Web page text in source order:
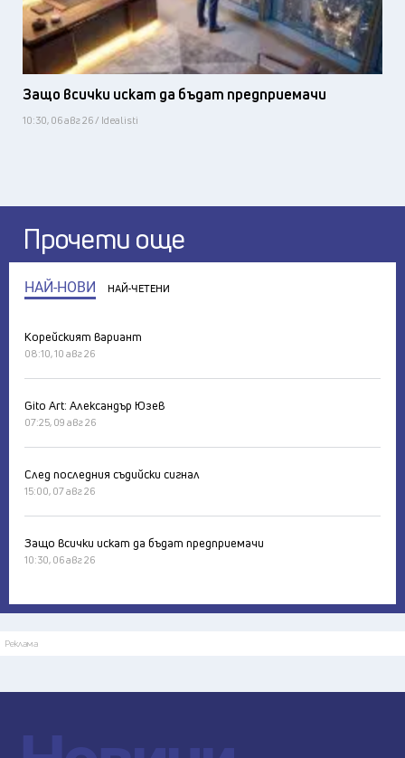
Защо всички искат да бъдат предприемачи
10:30, 06 авг 26 / Idealisti
Прочети още
НАЙ-НОВИ НАЙ-ЧЕТЕНИ
Корейският вариант
08:10, 10 авг 26
Gito Art: Александър Юзев
07:25, 09 авг 26
След последния съдийски сигнал
15:00, 07 авг 26
Защо всички искат да бъдат предприемачи
10:30, 06 авг 26
Реклама